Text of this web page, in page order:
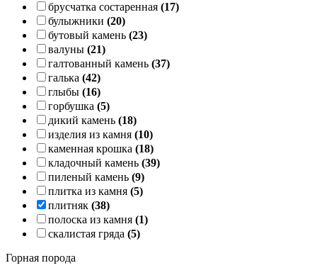
брусчатка состаренная (17)
булыжники (20)
бутовый камень (23)
валуны (21)
галтованный камень (37)
галька (42)
глыбы (16)
горбушка (5)
дикий камень (18)
изделия из камня (10)
каменная крошка (18)
кладочный камень (39)
пиленый камень (9)
плитка из камня (5)
плитняк (38)
полоска из камня (1)
скалистая гряда (5)
Горная порода